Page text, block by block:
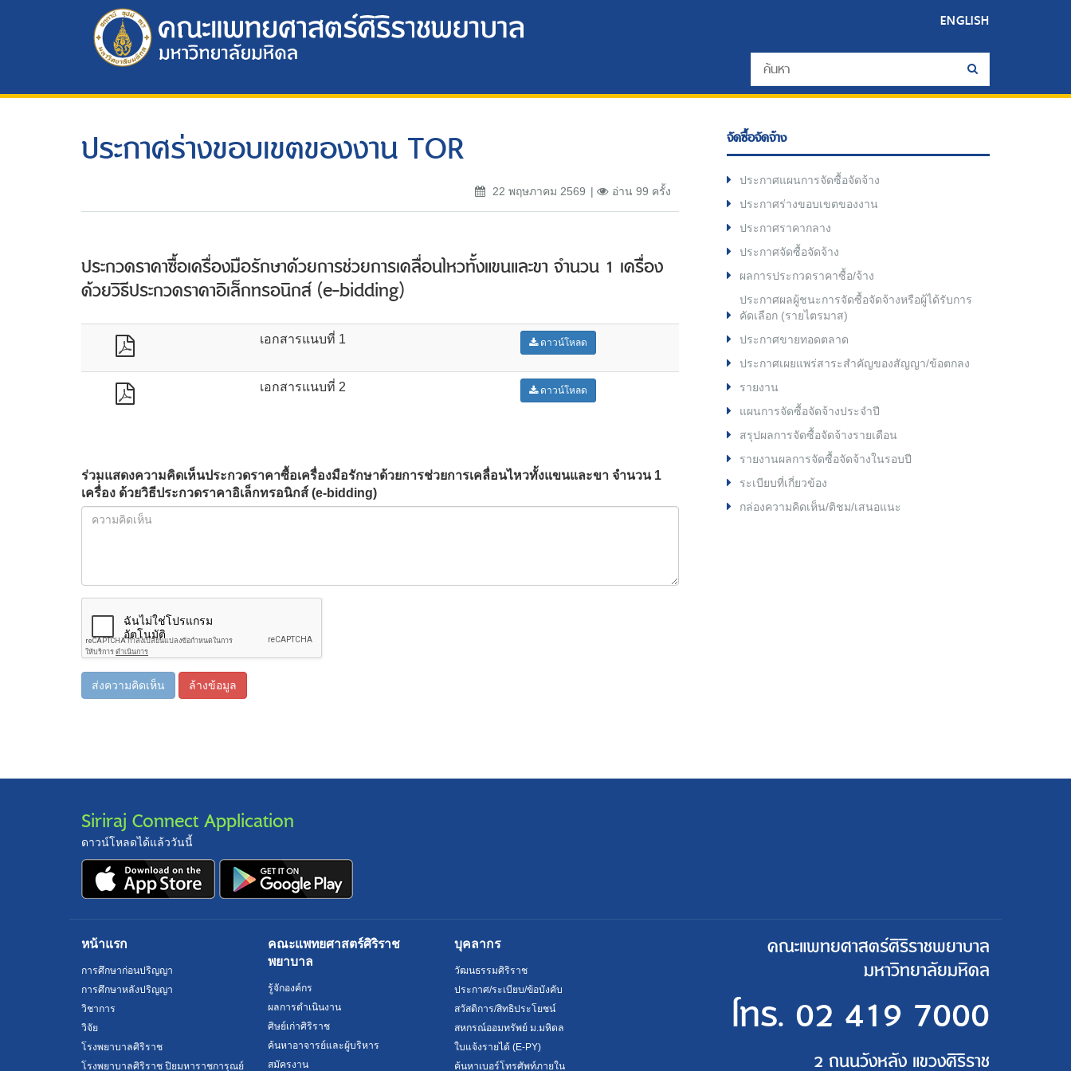
ENGLISH
ประกาศร่างขอบเขตของงาน TOR
22 พฤษภาคม 2569 อ่าน 99 ครั้ง
ประกวดราคาซื้อเครื่องมือรักษาด้วยการช่วยการเคลื่อนไหวทั้งแขนและขา จำนวน 1 เครื่่อง
ด้วยวิธีประกวดราคาอิเล็กทรอนิกส์ (e-bidding)
เอกสารแนบที่ 1 ดาวน์โหลด
เอกสารแนบที่ 2 ดาวน์โหลด
ร่วมแสดงความคิดเห็นประกวดราคาซื้อเครื่องมือรักษาด้วยการช่วยการเคลื่อนไหวทั้งแขนและขา จำนวน 1
เครื่่อง ด้วยวิธีประกวดราคาอิเล็กทรอนิกส์ (e-bidding)
ส่งความคิดเห็น ล้างข้อมูล
จัดซื้อจัดจ้าง
ประกาศแผนการจัดซื้อจัดจ้าง
ประกาศร่างขอบเขตของงาน
ประกาศราคากลาง
ประกาศจัดซื้อจัดจ้าง
ผลการประกวดราคาซื้อ/จ้าง
ประกาศผลผู้ชนะการจัดซื้อจัดจ้างหรือผู้ได้รับการ
คัดเลือก (รายไตรมาส)
ประกาศขายทอดตลาด
ประกาศเผยแพร่สาระสำคัญของสัญญา/ข้อตกลง
รายงาน
แผนการจัดซื้อจัดจ้างประจำปี
สรุปผลการจัดซื้อจัดจ้างรายเดือน
รายงานผลการจัดซื้อจัดจ้างในรอบปี
ระเบียบที่เกี่ยวข้อง
กล่องความคิดเห็น/ติชม/เสนอแนะ
Siriraj Connect Application
ดาวน์โหลดได้แล้ววันนี้
หน้าแรก
การศึกษาก่อนปริญญา
การศึกษาหลังปริญญา
วิชาการ
วิจัย
โรงพยาบาลศิริราช
โรงพยาบาลศิริราช ปิยมหาราชการุณย์
คณะแพทยศาสตร์ศิริราช
พยาบาล
รู้จักองค์กร
ผลการดำเนินงาน
ศิษย์เก่าศิริราช
ค้นหาอาจารย์และผู้บริหาร
สมัครงาน
บุคลากร
วัฒนธรรมศิริราช
ประกาศ/ระเบียบ/ข้อบังคับ
สวัสดิการ/สิทธิประโยชน์
สหกรณ์ออมทรัพย์ ม.มหิดล
ใบแจ้งรายได้ (E-PY)
ค้นหาเบอร์โทรศัพท์ภายใน
คณะแพทยศาสตร์ศิริราชพยาบาล
มหาวิทยาลัยมหิดล
โทร. 02 419 7000
2 ถนนวังหลัง แขวงศิริราช